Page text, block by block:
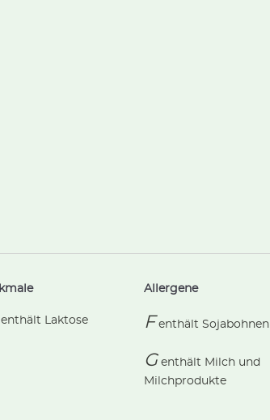
enthält Laktose
Allergene
F enthält Sojabohnen
G enthält Milch und
Milchprodukte